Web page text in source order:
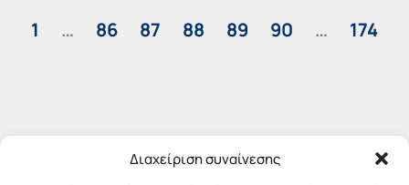
Διαχείριση συναίνεσης
1 … 86 87 88 89 90 … 174